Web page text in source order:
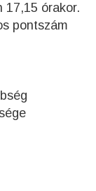
17,15 órakor.
pontszám